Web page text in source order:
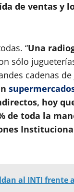
de ventas y
“Una
sólo
cadenas
hoy
de toda la
al INTI